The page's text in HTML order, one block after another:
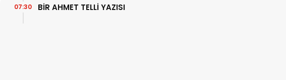
BİR AHMET TELLİ YAZISI
07:30